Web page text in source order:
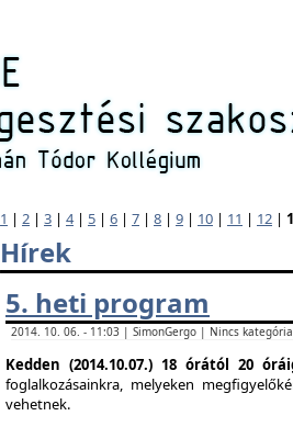
1 | 2 | 3 | 4| 5 | 6 | 7 | 8 | 9 | 10 | 11 | 12 |
Hírek
5. heti program
2014. 10. 06. - 11:03 | SimonGergo | Nincs
Kedden (2014.10.07.) 18 órától 20
foglalkozásainkra, melyeken
vehetnek.